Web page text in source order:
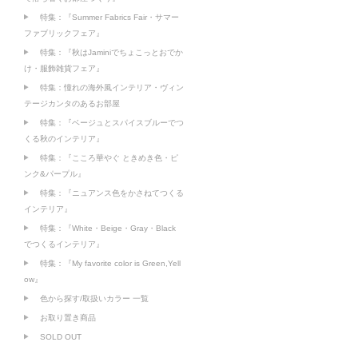
特集：『Summer Fabrics Fair・サマー
ファブリックフェア』
特集：『秋はJaminiでちょこっとおでか
け・服飾雑貨フェア』
特集：憧れの海外風インテリア・ヴィン
テージカンタのあるお部屋
特集：『ベージュとスパイスブルーでつ
くる秋のインテリア』
特集：『こころ華やぐ ときめき色・ピ
ンク&パープル』
特集：『ニュアンス色をかさねてつくる
インテリア』
特集：『White・Beige・Gray・Black
でつくるインテリア』
特集：『My favorite color is Green,Yell
ow』
色から探す/取扱いカラー 一覧
お取り置き商品
SOLD OUT